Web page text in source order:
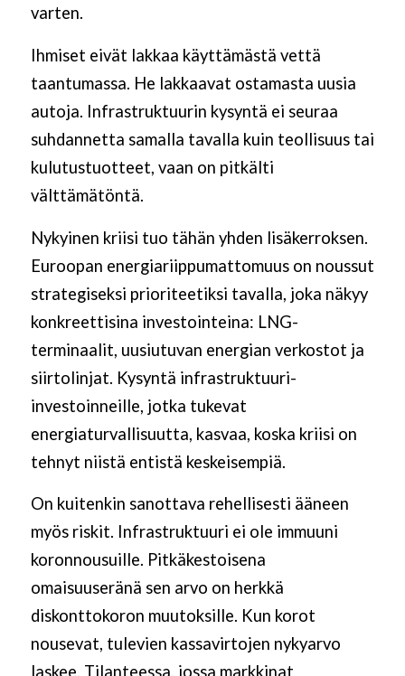
varten.
Ihmiset eivät lakkaa käyttämästä vettä
taantumassa. He lakkaavat ostamasta uusia
autoja. Infrastruktuurin kysyntä ei seuraa
suhdannetta samalla tavalla kuin teollisuus tai
kulutustuotteet, vaan on pitkälti
välttämätöntä.
Nykyinen kriisi tuo tähän yhden lisäkerroksen.
Euroopan energiariippumattomuus on noussut
strategiseksi prioriteetiksi tavalla, joka näkyy
konkreettisina investointeina: LNG-
terminaalit, uusiutuvan energian verkostot ja
siirtolinjat. Kysyntä infrastruktuuri-
investoinneille, jotka tukevat
energiaturvallisuutta, kasvaa, koska kriisi on
tehnyt niistä entistä keskeisempiä.
On kuitenkin sanottava rehellisesti ääneen
myös riskit. Infrastruktuuri ei ole immuuni
koronnousuille. Pitkäkestoisena
omaisuuseränä sen arvo on herkkä
diskonttokoron muutoksille. Kun korot
nousevat, tulevien kassavirtojen nykyarvo
laskee. Tilanteessa, jossa markkinat